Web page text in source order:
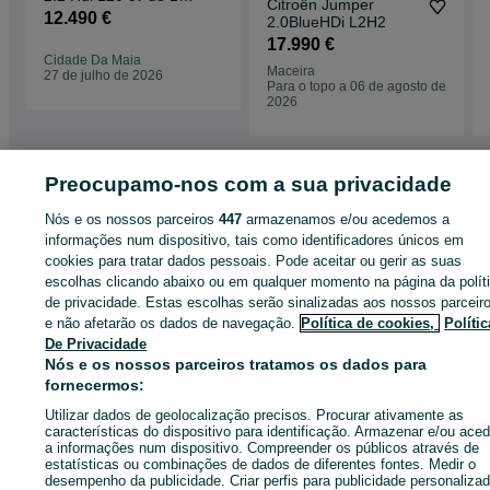
21 - Preço de
12.490 €
Cidade Da Maia
27 de julho de 2026
Citroën Jumper
2.0BlueHDi L2H2
17.990 €
Maceira
Para o topo a 06 de agosto de
2026
Peugeot - Porto
Peugeot - Cidade Da Maia
CATEGORIA
ID:664907726
Preocupamo-nos com a sua privacidade
Nós e os nossos parceiros447 armazenamos e/ou acedemos a
informações num dispositivo, tais como identificadores únicos em
cookies para tratar dados pessoais. Pode aceitar ou gerir as suas
escolhas clicando abaixo ou em qualquer momento na página da
de privacidade. Estas escolhas serão sinalizadas aos nossos
e não afetarão os dados de navegação. Política de cookies,
De Privacidade
Nós e os nossos parceiros tratamos os dados para
fornecermos:
Utilizar dados de geolocalização precisos. Procurar ativamente as
características do dispositivo para identificação. Armazenar e/ou
a informações num dispositivo. Compreender os públicos através de
estatísticas ou combinações de dados de diferentes fontes. Medir o
desempenho da publicidade. Criar perfis para publicidade